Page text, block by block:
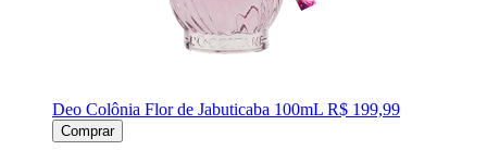
Deo Colônia Flor de Jabuticaba 100mL R$ 199,99
Comprar